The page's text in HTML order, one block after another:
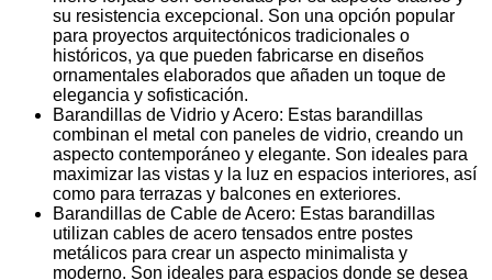
su resistencia excepcional. Son una opción popular
para proyectos arquitectónicos tradicionales o
históricos, ya que pueden fabricarse en diseños
ornamentales elaborados que añaden un toque de
elegancia y sofisticación.
Barandillas de Vidrio y Acero: Estas barandillas
combinan el metal con paneles de vidrio, creando un
aspecto contemporáneo y elegante. Son ideales para
maximizar las vistas y la luz en espacios interiores, así
como para terrazas y balcones en exteriores.
Barandillas de Cable de Acero: Estas barandillas
utilizan cables de acero tensados entre postes
metálicos para crear un aspecto minimalista y
moderno. Son ideales para espacios donde se desea